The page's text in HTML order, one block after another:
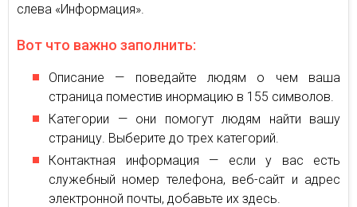
слева «Информация».
Вот что важно заполнить:
Описание — поведайте людям о чем ваша
страница поместив инормацию в 155 символов.
Категории — они помогут людям найти вашу
страницу. Выберите до трех категорий.
Контактная информация — если у вас есть
служебный номер телефона, веб-сайт и адрес
электронной почты, добавьте их здесь.